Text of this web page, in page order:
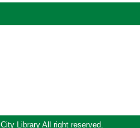
Library All right reserved.